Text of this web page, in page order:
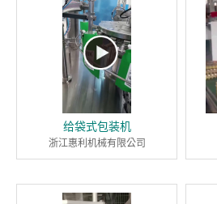
给袋式包装机
浙江惠利机械有限公司